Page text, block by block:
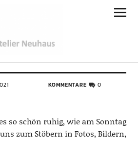
KOMMENTARE 0
so schön ruhig, wie am Sonntag
zum Stöbern in Fotos, Bildern,